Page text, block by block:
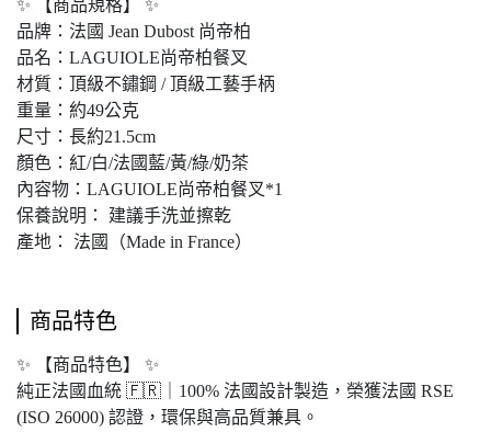
✨ 【商品規格】 ✨
品牌：法國 Jean Dubost 尚帝柏
品名：LAGUIOLE尚帝柏餐叉
材質：頂級不鏽鋼 / 頂級工藝手柄
重量：約49公克
尺寸：長約21.5cm
顏色：紅/白/法國藍/黃/綠/奶茶
內容物：LAGUIOLE尚帝柏餐叉*1
保養說明： 建議手洗並擦乾
產地： 法國（Made in France）
商品特色
✨ 【商品特色】 ✨
純正法國血統 🇫🇷｜100% 法國設計製造，榮獲法國 RSE
(ISO 26000) 認證，環保與高品質兼具。